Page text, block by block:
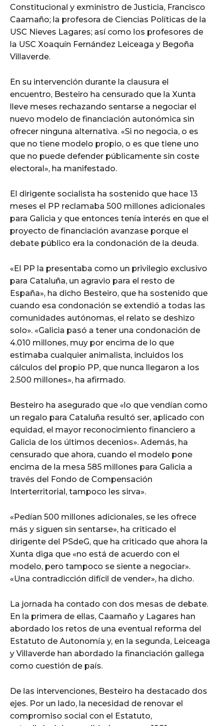
Constitucional y exministro de Justicia, Francisco
Caamaño; la profesora de Ciencias Políticas de la
USC Nieves Lagares; así como los profesores de
la USC Xoaquín Fernández Leiceaga y Begoña
Villaverde.
En su intervención durante la clausura el
encuentro, Besteiro ha censurado que la Xunta
lleve meses rechazando sentarse a negociar el
nuevo modelo de financiación autonómica sin
ofrecer ninguna alternativa. «Si no negocia, o es
que no tiene modelo propio, o es que tiene uno
que no puede defender públicamente sin coste
electoral», ha manifestado.
El dirigente socialista ha sostenido que hace 13
meses el PP reclamaba 500 millones adicionales
para Galicia y que entonces tenía interés en que el
proyecto de financiación avanzase porque el
debate público era la condonación de la deuda.
«El PP la presentaba como un privilegio exclusivo
para Cataluña, un agravio para el resto de
España», ha dicho Besteiro, que ha sostenido que
cuando esa condonación se extendió a todas las
comunidades autónomas, el relato se deshizo
solo». «Galicia pasó a tener una condonación de
4.010 millones, muy por encima de lo que
estimaba cualquier animalista, incluidos los
cálculos del propio PP, que nunca llegaron a los
2.500 millones», ha afirmado.
Besteiro ha asegurado que «lo que vendían como
un regalo para Cataluña resultó ser, aplicado con
equidad, el mayor reconocimiento financiero a
Galicia de los últimos decenios». Además, ha
censurado que ahora, cuando el modelo pone
encima de la mesa 585 millones para Galicia a
través del Fondo de Compensación
Interterritorial, tampoco les sirva».
«Pedían 500 millones adicionales, se les ofrece
más y siguen sin sentarse», ha criticado el
dirigente del PSdeG, que ha criticado que ahora la
Xunta diga que «no está de acuerdo con el
modelo, pero tampoco se siente a negociar».
«Una contradicción difícil de vender», ha dicho.
La jornada ha contado con dos mesas de debate.
En la primera de ellas, Caamaño y Lagares han
abordado los retos de una eventual reforma del
Estatuto de Autonomía y, en la segunda, Leiceaga
y Villaverde han abordado la financiación gallega
como cuestión de país.
De las intervenciones, Besteiro ha destacado dos
ejes. Por un lado, la necesidad de renovar el
compromiso social con el Estatuto,